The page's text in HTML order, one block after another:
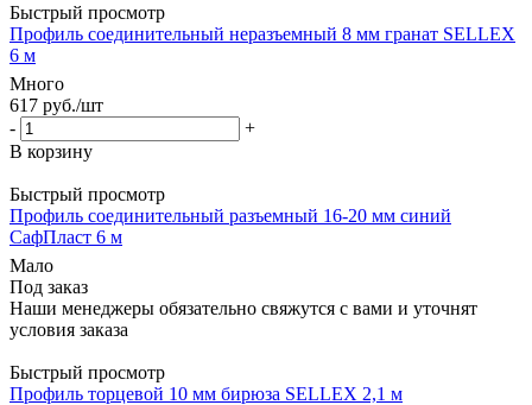
Быстрый просмотр
Профиль соединительный неразъемный 8 мм гранат SELLEX
6 м
Много
617 руб./шт
-
+
В корзину
Быстрый просмотр
Профиль соединительный разъемный 16-20 мм синий
СафПласт 6 м
Мало
Под заказ
Наши менеджеры обязательно свяжутся с вами и уточнят
условия заказа
Быстрый просмотр
Профиль торцевой 10 мм бирюза SELLEX 2,1 м